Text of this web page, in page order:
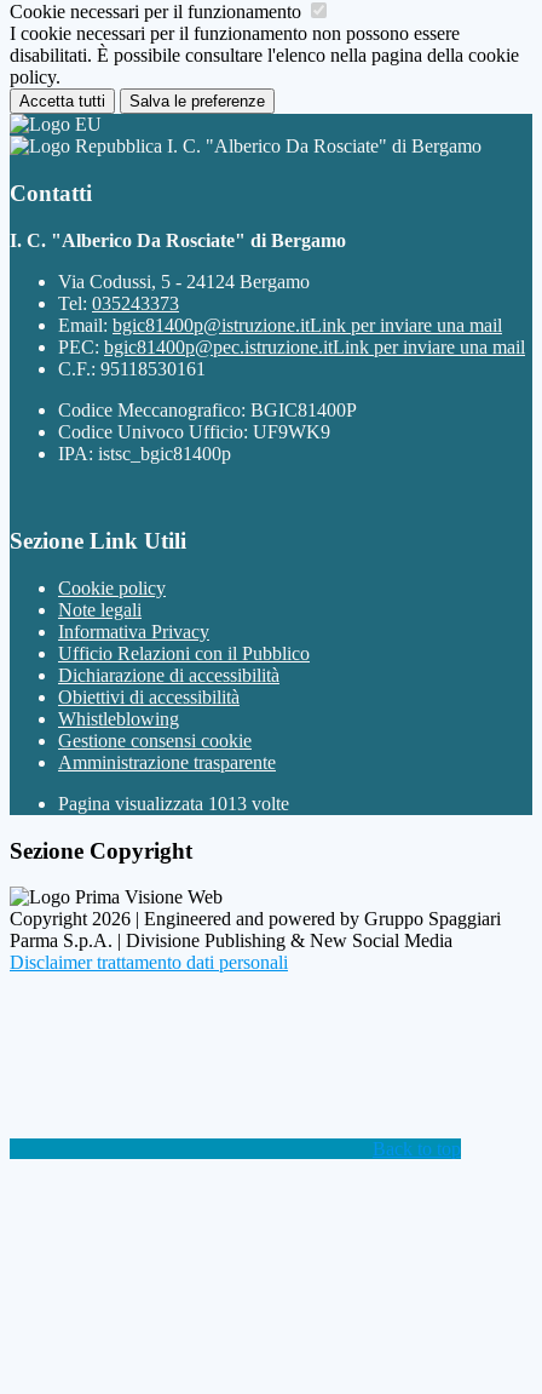
Cookie necessari per il funzionamento
I cookie necessari per il funzionamento non possono essere
disabilitati. È possibile consultare l'elenco nella pagina della cookie
policy.
Accetta tutti Salva le preferenze
I. C. "Alberico Da Rosciate" di Bergamo
Contatti
I. C. "Alberico Da Rosciate" di Bergamo
Via Codussi, 5 - 24124 Bergamo
Tel: 035243373
Email: bgic81400p@istruzione.itLink per inviare una mail
PEC: bgic81400p@pec.istruzione.itLink per inviare una mail
C.F.: 95118530161
Codice Meccanografico: BGIC81400P
Codice Univoco Ufficio: UF9WK9
IPA: istsc_bgic81400p
Sezione Link Utili
Cookie policy
Note legali
Informativa Privacy
Ufficio Relazioni con il Pubblico
Dichiarazione di accessibilità
Obiettivi di accessibilità
Whistleblowing
Gestione consensi cookie
Amministrazione trasparente
Pagina visualizzata 1013 volte
Sezione Copyright
Copyright 2026 | Engineered and powered by Gruppo Spaggiari
Parma S.p.A. | Divisione Publishing & New Social Media
Disclaimer trattamento dati personali
Back to top